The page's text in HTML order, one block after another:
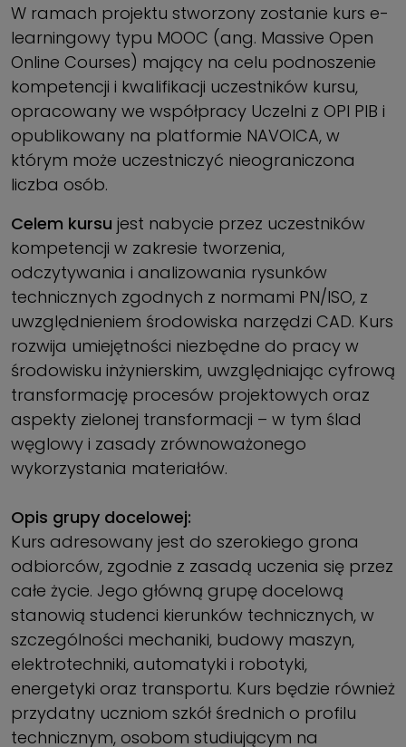
W ramach projektu stworzony zostanie kurs e-
learningowy typu MOOC (ang. Massive Open
Online Courses) mający na celu podnoszenie
kompetencji i kwalifikacji uczestników kursu,
opracowany we współpracy Uczelni z OPI PIB i
opublikowany na platformie NAVOICA, w
którym może uczestniczyć nieograniczona
liczba osób.
Celem kursu jest nabycie przez uczestników
kompetencji w zakresie tworzenia,
odczytywania i analizowania rysunków
technicznych zgodnych z normami PN/ISO, z
uwzględnieniem środowiska narzędzi CAD. Kurs
rozwija umiejętności niezbędne do pracy w
środowisku inżynierskim, uwzględniając cyfrową
transformację procesów projektowych oraz
aspekty zielonej transformacji – w tym ślad
węglowy i zasady zrównoważonego
wykorzystania materiałów.
Opis grupy docelowej:
Kurs adresowany jest do szerokiego grona
odbiorców, zgodnie z zasadą uczenia się przez
całe życie. Jego główną grupę docelową
stanowią studenci kierunków technicznych, w
szczególności mechaniki, budowy maszyn,
elektrotechniki, automatyki i robotyki,
energetyki oraz transportu. Kurs będzie również
przydatny uczniom szkół średnich o profilu
technicznym, osobom studiującym na